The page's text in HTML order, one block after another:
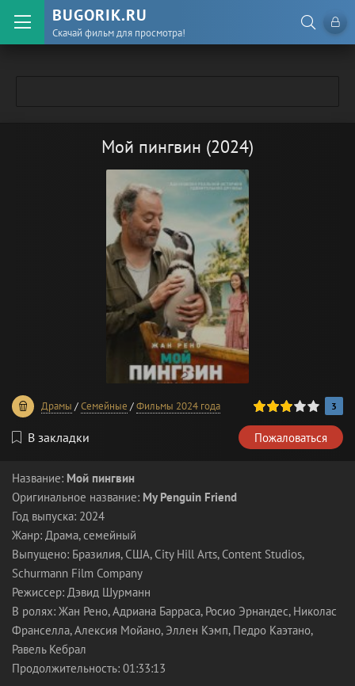
BUGORIK.RU
Скачай фильм для просмотра!
Мой пингвин (2024)
Драмы /Семейные /Фильмы 2024 года
60 1 2 3 4 3
В закладки Пожаловаться
Название: Мой пингвин
Оригинальное название: My Penguin Friend
Год выпуска: 2024
Жанр: Драма, семейный
Выпущено: Бразилия, США, City Hill Arts, Content Studios,
Schurmann Film Company
Режиссер: Дэвид Шурманн
В ролях: Жан Рено, Адриана Барраса, Росио Эрнандес, Николас
Франселла, Алексия Мойано, Эллен Кэмп, Педро Каэтано,
Равель Кебрал
Продолжительность: 01:33:13